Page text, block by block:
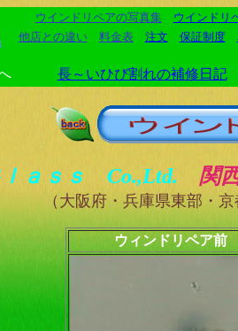
ウインドリペアの写真集
ウインドリ
他店との違い
料金表 注文 保証制度
長～いひび割れの補修日記
ｌａｓｓ Co.,Ltd. 関
（大阪府・兵庫県東部・
ウィンドリペア前